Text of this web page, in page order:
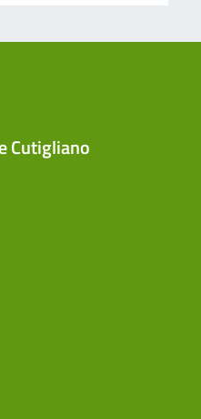
Cutigliano